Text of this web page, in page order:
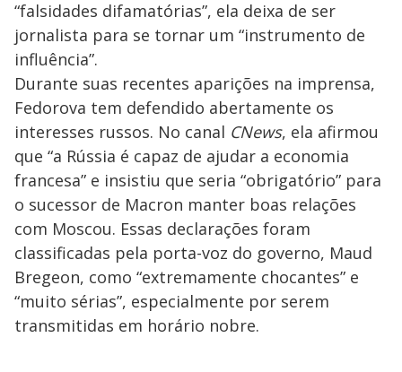
“falsidades difamatórias”, ela deixa de ser
jornalista para se tornar um “instrumento de
influência”.
Durante suas recentes aparições na imprensa,
Fedorova tem defendido abertamente os
interesses russos. No canal CNews, ela afirmou
que “a Rússia é capaz de ajudar a economia
francesa” e insistiu que seria “obrigatório” para
o sucessor de Macron manter boas relações
com Moscou. Essas declarações foram
classificadas pela porta-voz do governo, Maud
Bregeon, como “extremamente chocantes” e
“muito sérias”, especialmente por serem
transmitidas em horário nobre.